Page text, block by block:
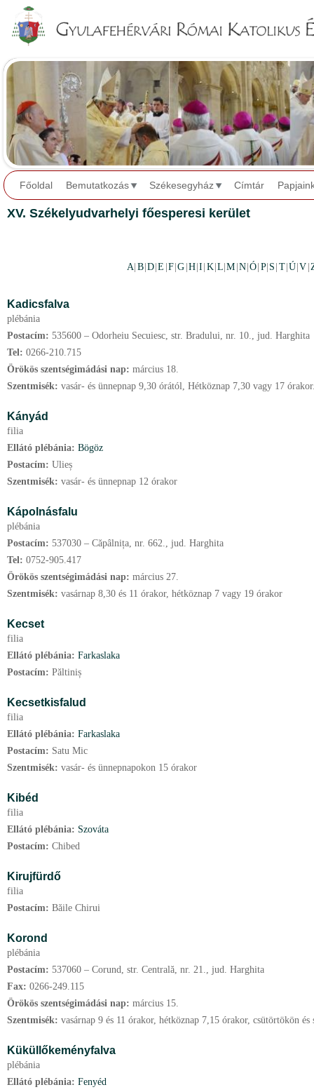
Főoldal Bemutatkozás Székesegyház Címtár
XV. Székelyudvarhelyi főesperesi kerület
A B |D |E F |G H |I K L |M N |Ó P| S T Ú |V
Kadicsfalva
plébánia
Postacím: 535600 – Odorheiu Secuiesc, str. Bradului, nr. 10., jud. Harghita
Tel: 0266-210.715
Örökös szentségimádási nap: március 18.
Szentmisék: vasár- és ünnepnap 9,30 órától, Hétköznap 7,30 vagy 17
Kányád
filia
Ellátó plébánia: Bögöz
Postacím: Ulieș
Szentmisék: vasár- és ünnepnap 12 órakor
Kápolnásfalu
plébánia
Postacím: 537030 – Căpâlnița, nr. 662., jud. Harghita
Tel: 0752-905.417
Örökös szentségimádási nap: március 27.
Szentmisék: vasárnap 8,30 és 11 órakor, hétköznap 7 vagy 19 órakor
Kecset
filia
Ellátó plébánia: Farkaslaka
Postacím: Păltiniș
Kecsetkisfalud
filia
Ellátó plébánia: Farkaslaka
Postacím: Satu Mic
Szentmisék: vasár- és ünnepnapokon 15 órakor
Kibéd
filia
Ellátó plébánia: Szováta
Postacím: Chibed
Kirujfürdő
filia
Postacím: Băile Chirui
Korond
plébánia
Postacím: 537060 – Corund, str. Centrală, nr. 21., jud. Harghita
Fax: 0266-249.115
Örökös szentségimádási nap: március 15.
Szentmisék: vasárnap 9 és 11 órakor, hétköznap 7,15 órakor, csütörtökön
Küküllőkeményfalva
plébánia
Ellátó plébánia: Fenyéd